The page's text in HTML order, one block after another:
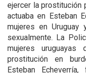
ejercer la prostitución
actuaba en Esteban
mujeres en
sexualmente. La
mujeres
prostitución en
Esteban